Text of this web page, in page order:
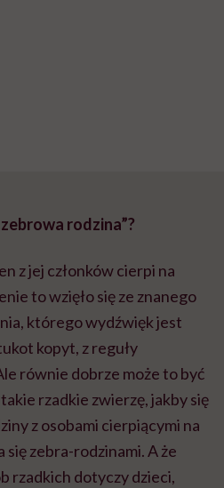
rodzina”?
z jej członków cierpi na
to wzięło się ze znanego
którego wydźwięk jest
kopyt, z reguły
równie dobrze może to być
rzadkie zwierzę, jakby się
z osobami cierpiącymi na
zebra-rodzinami. A że
rzadkich dotyczy dzieci,